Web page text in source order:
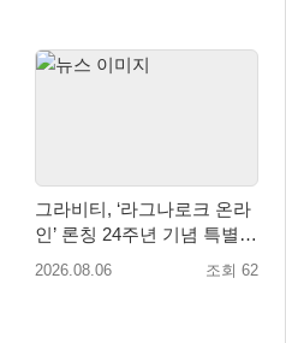
그라비티, ‘라그나로크 온라
인’ 론칭 24주년 기념 특별
감사 축제 실시!
2026.08.06 조회 62